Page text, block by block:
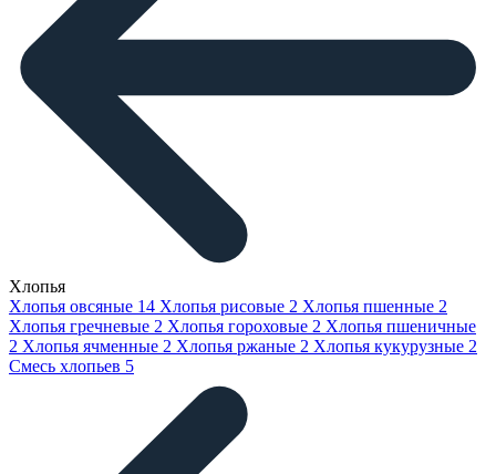
Хлопья
Хлопья овсяные 14 Хлопья рисовые 2 Хлопья пшенные 2
Хлопья гречневые 2 Хлопья гороховые 2 Хлопья пшеничные
2 Хлопья ячменные 2 Хлопья ржаные 2 Хлопья кукурузные 2
Смесь хлопьев 5